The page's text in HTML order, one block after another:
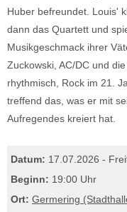
Huber befreundet. Louis'
dann das Quartett und
Musikgeschmack ihrer
Zuckowski, AC/DC und
rhythmisch, Rock im 21.
treffend das, was er mit
Aufregendes kreiert hat.
Datum: 17.07.2026 -
Beginn: 19:00 Uhr
Ort: Germering